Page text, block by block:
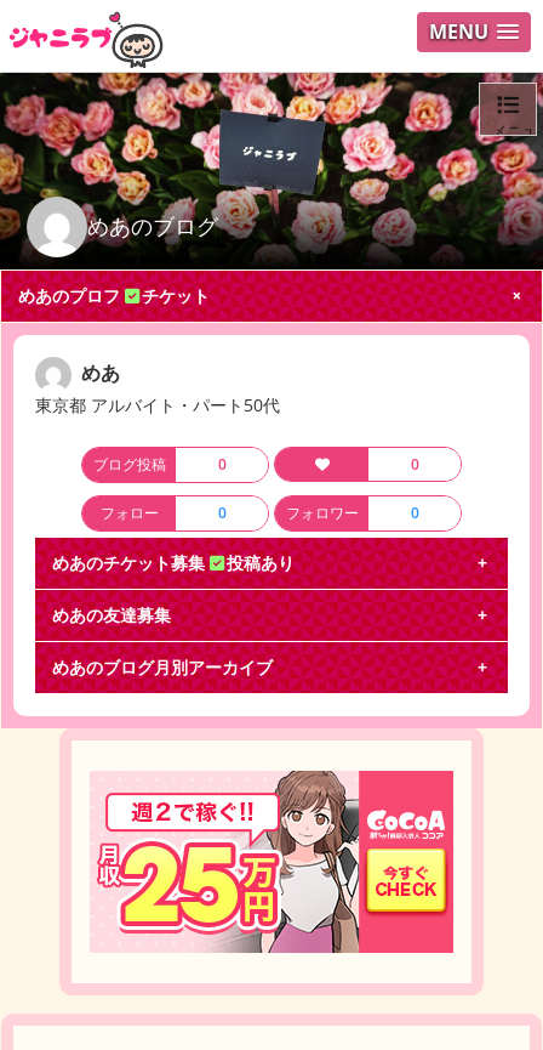
MENU
めあのブログ
メニュ
ログイ
Search
めあのプロフ チケット
めあ
東京都 アルバイト・パート50代
ブログ投稿 0 0
フォロー 0 フォロワー 0
めあのチケット募集 投稿あり
NEWS
NEWS 東京ドームオーラスのチケットをお譲りくだ
さい。お席は問いません。同時入場や半券返却も大
丈夫
めあの友達募集
めあのブログ月別アーカイブ